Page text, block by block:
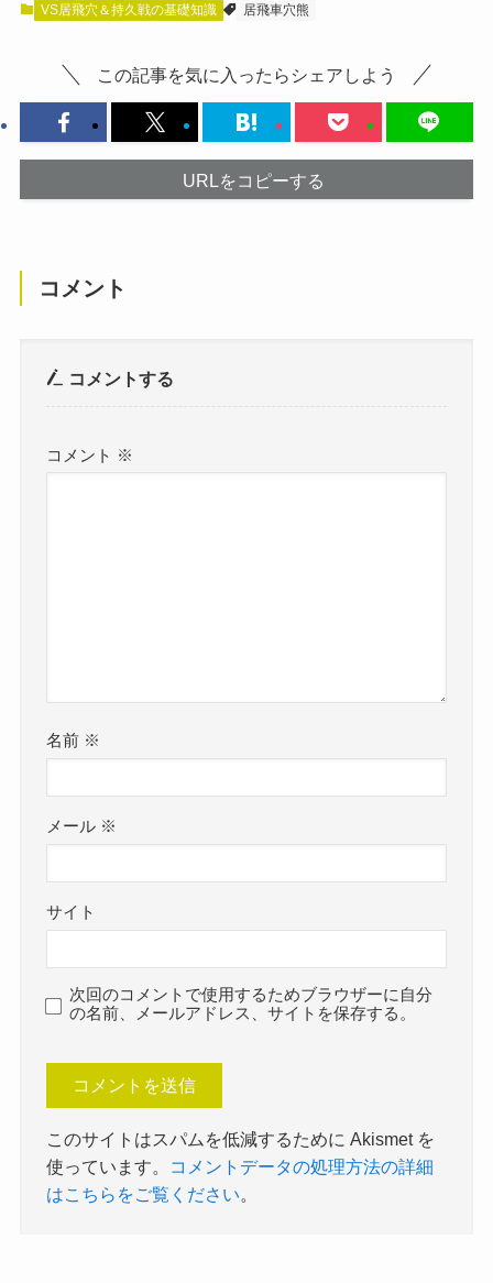
VS居飛穴＆持久戦の基礎知識 居飛車穴熊
この記事を気に入ったらシェアしよう
URLをコピーする
コメント
コメントする
コメント ※
名前 ※
メール ※
サイト
次回のコメントで使用するためブラウザーに自分
の名前、メールアドレス、サイトを保存する。
このサイトはスパムを低減するために Akismet を
使っています。
コメントデータの処理方法の詳細
はこちらをご覧ください。